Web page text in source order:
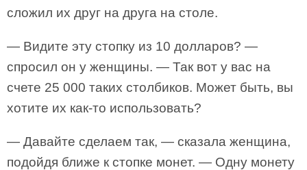
сложил их друг на друга на столе.
— Видите эту стопку из 10 долларов? —
спросил он у женщины. — Так вот у вас на
счете 25 000 таких столбиков. Может быть, вы
хотите их как-то использовать?
— Давайте сделаем так, — сказала женщина,
подойдя ближе к стопке монет. — Одну монету